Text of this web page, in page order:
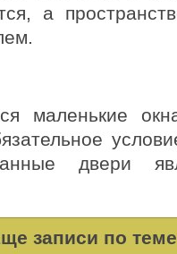
а
маленькие
двери
записи по теме